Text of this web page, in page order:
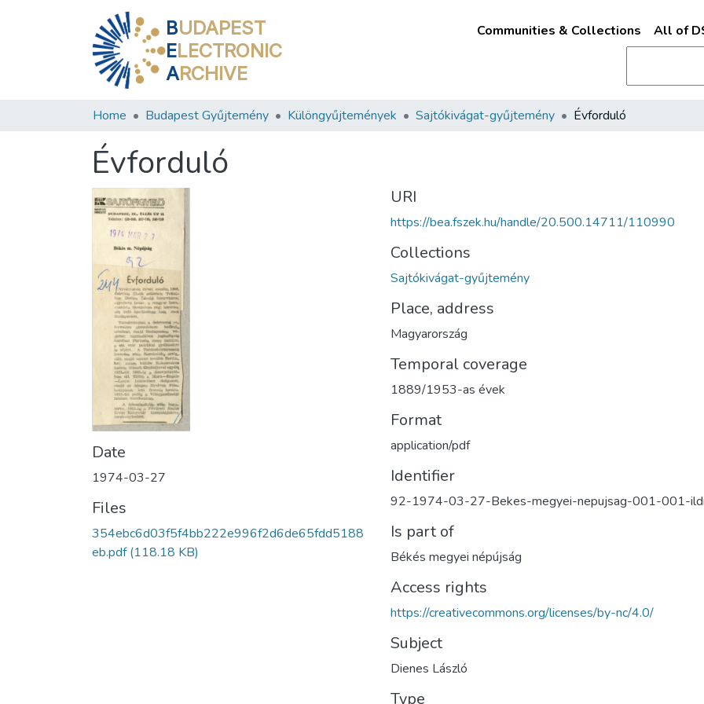
BUDAPEST
ELECTRONIC
ARCHIVE
Communities & Collections All of
Home Budapest Gyűjtemény Különgyűjtemények Sajtókivágat-gyűjtemény Évforduló
Évforduló
Date
1974-03-27
Files
354ebc6d03f5f4bb222e996f2d6de65fdd5188
eb.pdf(118.18 KB)
URI
https://bea.fszek.hu/handle/20.500.14711/110990
Collections
Sajtókivágat-gyűjtemény
Place, address
Magyarország
Temporal coverage
1889/1953-as évek
Format
application/pdf
Identifier
92-1974-03-27-Bekes-megyei-nepujsag-001-001-
Is part of
Békés megyei népújság
Access rights
https://creativecommons.org/licenses/by-nc/4.0/
Subject
Dienes László
Type